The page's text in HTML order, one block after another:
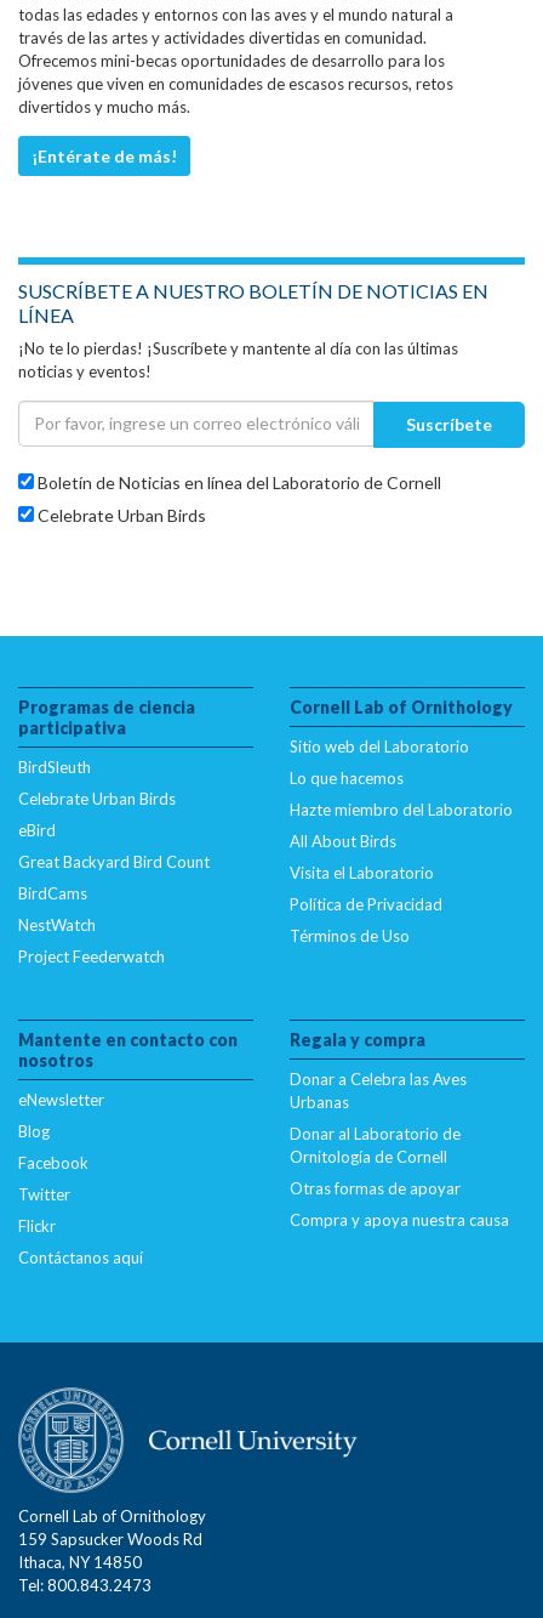
todas las edades y entornos con las aves y el mundo natural a
través de las artes y actividades divertidas en comunidad.
Ofrecemos mini-becas oportunidades de desarrollo para los
jóvenes que viven en comunidades de escasos recursos, retos
divertidos y mucho más.
¡Entérate de más!
SUSCRÍBETE A NUESTRO BOLETÍN DE NOTICIAS EN
LÍNEA
¡No te lo pierdas! ¡Suscríbete y mantente al día con las últimas
noticias y eventos!
Suscríbete
Boletín de Noticias en línea del Laboratorio de Cornell
Celebrate Urban Birds
Programas de ciencia
participativa
BirdSleuth
Celebrate Urban Birds
eBird
Great Backyard Bird Count
BirdCams
NestWatch
Project Feederwatch
Cornell Lab of Ornithology
Sitio web del Laboratorio
Lo que hacemos
Hazte miembro del Laboratorio
All About Birds
Visita el Laboratorio
Política de Privacidad
Términos de Uso
Mantente en contacto con
nosotros
eNewsletter
Blog
Facebook
Twitter
Flickr
Contáctanos aquí
Regala y compra
Donar a Celebra las Aves
Urbanas
Donar al Laboratorio de
Ornitología de Cornell
Otras formas de apoyar
Compra y apoya nuestra causa
Cornell Lab of Ornithology
159 Sapsucker Woods Rd
Ithaca, NY 14850
Tel: 800.843.2473